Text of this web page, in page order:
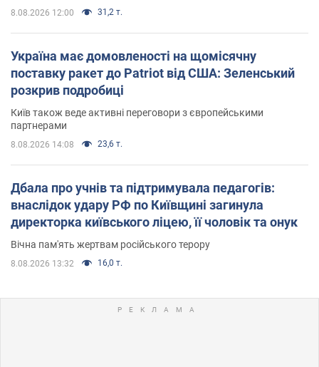
8.08.2026 12:00 31,2 т.
Україна має домовленості на щомісячну
поставку ракет до Patriot від США: Зеленський
розкрив подробиці
Київ також веде активні переговори з європейськими
партнерами
8.08.2026 14:08 23,6 т.
Дбала про учнів та підтримувала педагогів:
внаслідок удару РФ по Київщині загинула
директорка київського ліцею, її чоловік та онук
Вічна пам'ять жертвам російського терору
8.08.2026 13:32 16,0 т.